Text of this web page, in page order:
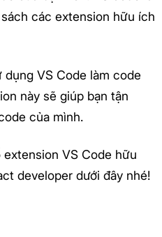
các extension hữu ích
VS Code làm code
này sẽ giúp bạn tận
của mình.
VS Code hữu
developer dưới đây nhé!